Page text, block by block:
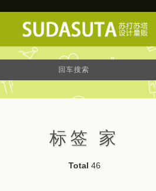
标签 家
Total 46